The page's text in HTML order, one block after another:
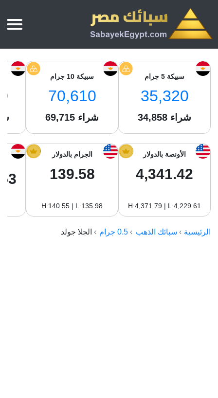
أسعار الذهب
سعر الذهب عيار 24
سعر جنيه الذهب
سبائك الذهب
بي تي سي
سام
سليمة جولد
سويس جولد
أسعار الفضة اليوم
سبائك الفضة
بي تي سي
جونير
نجم الدين
من نحن
سبيكة 5 جرام
35,320
34,858 شراء
سبيكة 10 جرام
70,610
69,715 شراء
الأونصة بالدولار
4,341.42
H:4,371.79 | L:4,229.61
الجرام بالدولار
139.58
H:140.55 | L:135.98
الرئيسية سبائك الذهب 0.5 جرام الجلا جولد